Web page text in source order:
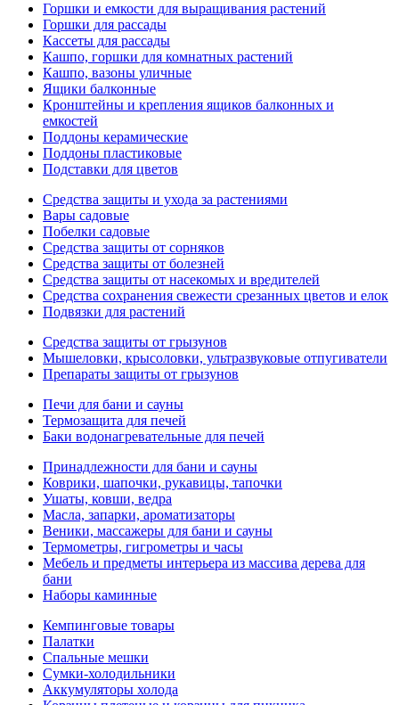
Горшки и емкости для выращивания растений
Горшки для рассады
Кассеты для рассады
Кашпо, горшки для комнатных растений
Кашпо, вазоны уличные
Ящики балконные
Кронштейны и крепления ящиков балконных и
емкостей
Поддоны керамические
Поддоны пластиковые
Подставки для цветов
Средства защиты и ухода за растениями
Вары садовые
Побелки садовые
Средства защиты от сорняков
Средства защиты от болезней
Средства защиты от насекомых и вредителей
Средства сохранения свежести срезанных цветов и елок
Подвязки для растений
Средства защиты от грызунов
Мышеловки, крысоловки, ультразвуковые отпугиватели
Препараты защиты от грызунов
Печи для бани и сауны
Термозащита для печей
Баки водонагревательные для печей
Принадлежности для бани и сауны
Коврики, шапочки, рукавицы, тапочки
Ушаты, ковши, ведра
Масла, запарки, ароматизаторы
Веники, массажеры для бани и сауны
Термометры, гигрометры и часы
Мебель и предметы интерьера из массива дерева для
бани
Наборы каминные
Кемпинговые товары
Палатки
Спальные мешки
Сумки-холодильники
Аккумуляторы холода